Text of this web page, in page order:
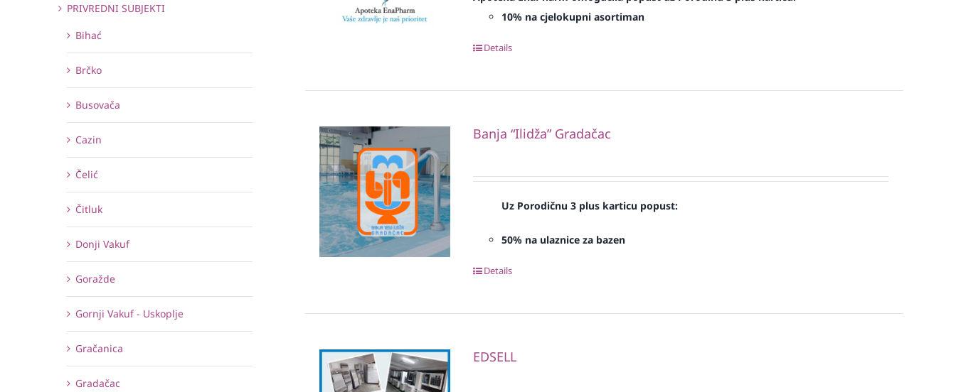
10% na cjelokupni asortiman
Details
Banja “Ilidža” Gradačac
Uz Porodičnu 3 plus karticu popust:
50% na ulaznice za bazen
Details
EDSELL
PRIVREDNI SUBJEKTI
Bihać
Brčko
Busovača
Cazin
Čelić
Čitluk
Donji Vakuf
Goražde
Gornji Vakuf - Uskoplje
Gračanica
Gradačac